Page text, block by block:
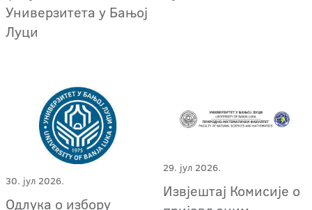
Универзитета у Бањој
Луци
30. јул 2026.
Одлука о избору
29. јул 2026.
Извјештај Комисије о